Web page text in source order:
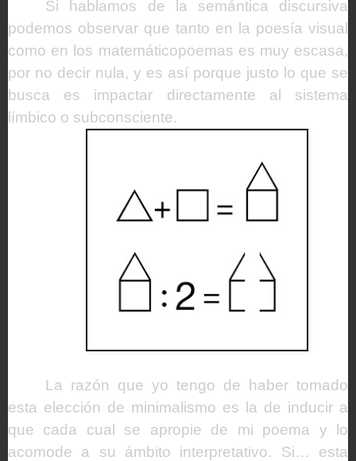
Si hablamos de la semántica discursiva
podemos observar que tanto en la poesía visual
como en los matemáticopoemas es muy escasa,
por no decir nula, y es así porque justo lo que se
busca es impactar directamente al sistema
límbico o subconsciente.
La razón que yo tengo de haber tomado
esta elección de minimalismo es la de inducir a
que cada cual se apropie de mi poema y lo
acomode a su ámbito interpretativo. Si… esta